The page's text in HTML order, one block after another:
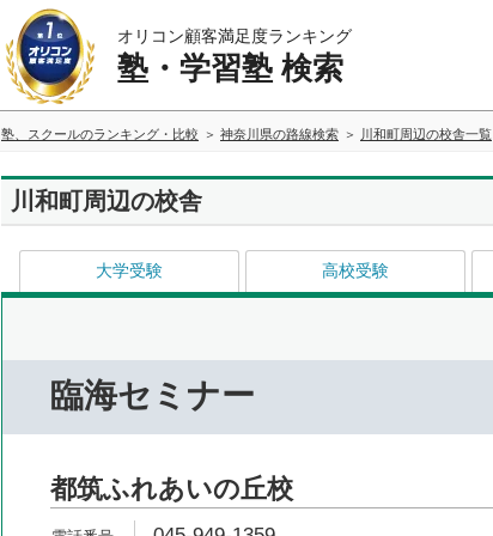
オリコン顧客満足度ランキング
塾・学習塾 検索
塾、スクールのランキング・比較 神奈川県の路線検索 川和町周辺の校舎一覧
川和町周辺の校舎
大学受験 高校受験
臨海セミナー
都筑ふれあいの丘校